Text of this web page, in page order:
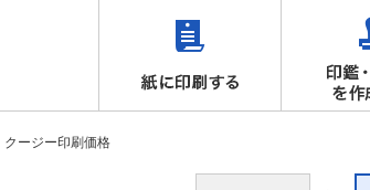
クージー印刷価格